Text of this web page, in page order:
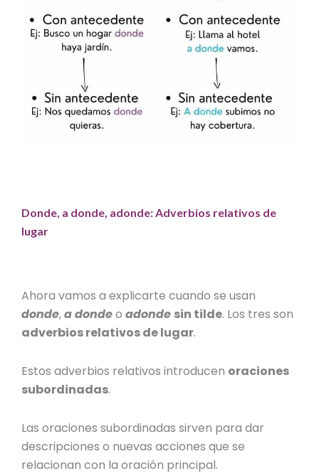
Donde, a donde, adonde: Adverbios relativos de
lugar
Ahora vamos a explicarte cuando se usan
donde,a dondeoadonde sin tilde. Los tres son
adverbios relativos de lugar.
Estos adverbios relativos introducen oraciones
subordinadas.
Las oraciones subordinadas sirven para dar
descripciones o nuevas acciones que se
relacionan con la oración principal.